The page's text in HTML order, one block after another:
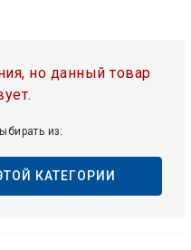
но данный товар
из:
КАТЕГОРИИ